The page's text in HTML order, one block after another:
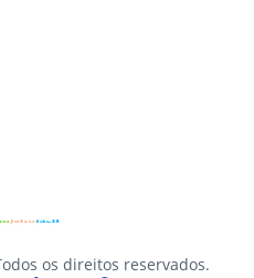
os direitos reservados.